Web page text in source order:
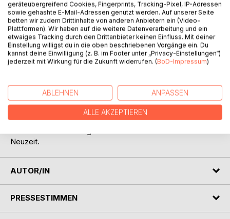
BESCHREIBUNG
zählte früher zu einer Reihe von wichtigen Berufen im
Umfeld der Wollverarbeitung. Das vorliegende Werk
erläutert das wirtschaftliche Umfeld des Gewerbes,
beschreibt die Arbeit der Wollschläger und beschäftigt sich
Neuzeit.
AUTOR/IN
PRESSESTIMMEN
geräteübergreifend Cookies, Fingerprints, Tracking-Pixel, IP-Adressen
sowie gehashte E-Mail-Adressen genutzt werden. Auf unserer Seite
betten wir zudem Drittinhalte von anderen Anbietern ein (Video-
Plattformen). Wir haben auf die weitere Datenverarbeitung und ein
etwaiges Tracking durch den Drittanbieter keinen Einfluss. Mit deiner
Einstellung willigst du in die oben beschriebenen Vorgänge ein. Du
kannst deine Einwilligung (z. B. im Footer unter „Privacy-Einstellungen“)
jederzeit mit Wirkung für die Zukunft widerrufen. (BoD-Impressum)
ABLEHNEN ANPASSEN
ALLE AKZEPTIEREN